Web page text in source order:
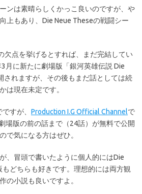
ンは素晴らしくかっこ良いのですが、や
上もあり、Die Neue Theseの戦闘シー
欠点を挙げるとすれば、まだ完結してい
月に新たに劇場版「銀河英雄伝説 Die
されますが、その後もまだ話としては続
は現在未定です。
すが、 Production I.G Official Channelで
場版の前の話まで（24話）が無料で公開
で気になる方はぜひ。
、冒頭で書いたように個人的にはDie
どちらも好きです。理想的には両方観
の小説も良いですよ。